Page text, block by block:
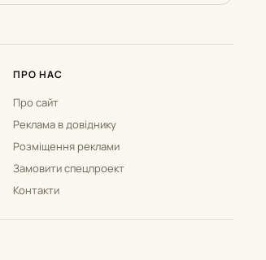
ПРО НАС
Про сайт
Реклама в довіднику
Розміщення реклами
Замовити спецпроект
Контакти